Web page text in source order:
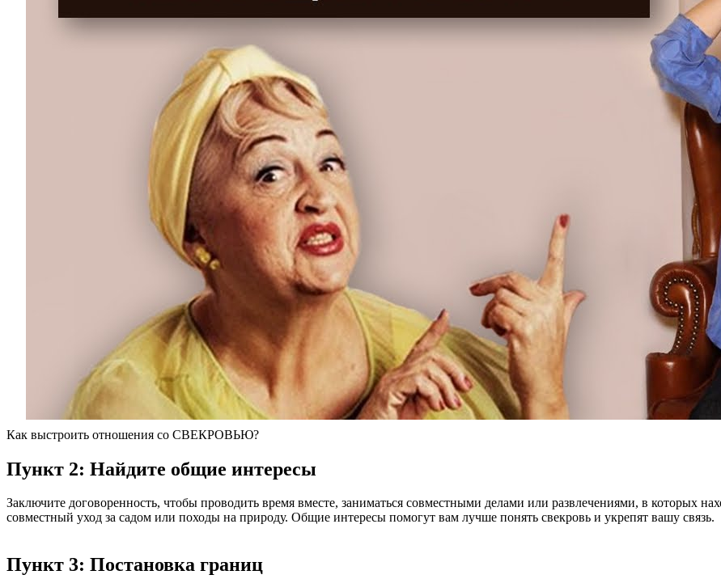
Как выстроить отношения со СВЕКРОВЬЮ?
Пункт 2: Найдите общие интересы
Заключите договоренность, чтобы проводить время вместе, заниматься совместными делами или развлечениями, в которых
совместный уход за садом или походы на природу. Общие интересы помогут вам лучше понять свекровь и укрепят вашу связь.
Пункт 3: Постановка границ